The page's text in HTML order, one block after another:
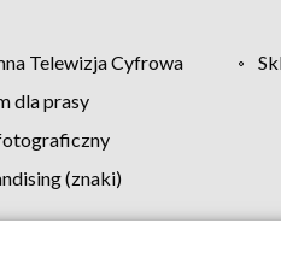
Telewizja Cyfrowa
dla prasy
(znaki)